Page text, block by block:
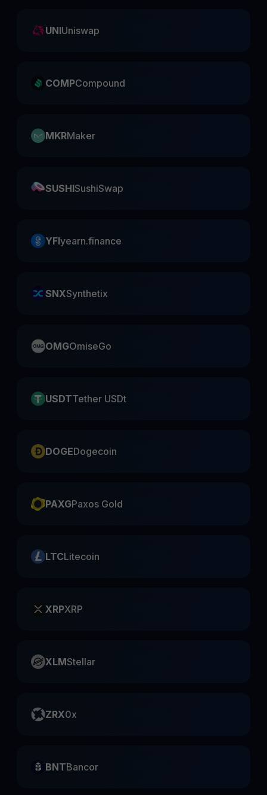
UNIUniswap
COMPCompound
MKRMaker
SUSHISushiSwap
YFIyearn.finance
SNXSynthetix
OMGOmiseGo
USDTTether USDt
DOGEDogecoin
PAXGPaxos Gold
LTCLitecoin
XRPXRP
XLMStellar
ZRX0x
BNTBancor